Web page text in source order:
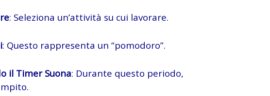
: Seleziona un’attività su cui lavorare.
: Questo rappresenta un “pomodoro”.
il Timer Suona: Durante questo periodo,